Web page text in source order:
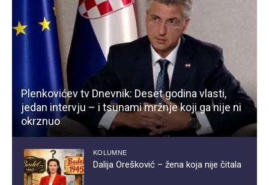
Plenkovićev tv Dnevnik: Deset godina vlasti,
jedan intervju – i tsunami mržnje koji ga nije ni
okrznuo
KOLUMNE
Dalija Orešković – žena koja nije čitala